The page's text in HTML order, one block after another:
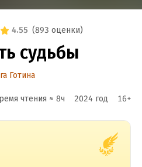
4.55 (893 оценки)
судьбы
Готина
чтения ≈ 8ч 2024 год 16+